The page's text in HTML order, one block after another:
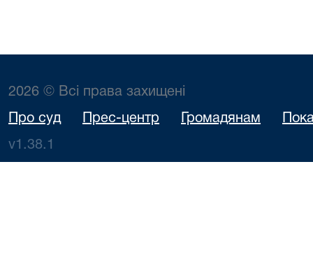
2026 © Всі права захищені
Про суд Прес-центр Громадянам
v1.38.1